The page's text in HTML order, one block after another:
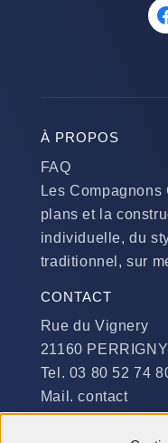
À PROPOS
FAQ
Les
plans et la
individuelle, du
traditionnel, sur
CONTACT
Rue du Vignery
21160
Tel. 03 80 52 74
Mail. contact